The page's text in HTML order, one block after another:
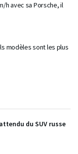
h avec sa Porsche, il
modèles sont les plus
du SUV russe